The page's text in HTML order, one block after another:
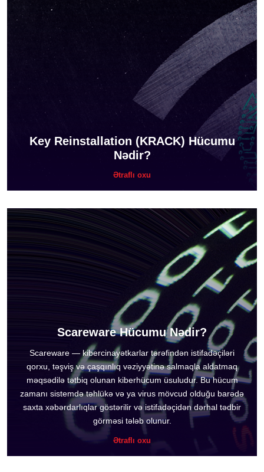
Key Reinstallation (KRACK) Hücumu
Nədir?
Ətraflı oxu
Scareware Hücumu Nədir?
Scareware — kibercinayətkarlar tərəfindən istifadəçiləri
qorxu, təşviş və çaşqınlıq vəziyyətinə salmaqla aldatmaq
məqsədilə tətbiq olunan kiberhücum üsuludur. Bu hücum
zamanı sistemdə təhlükə və ya virus mövcud olduğu barədə
saxta xəbərdarlıqlar göstərilir və istifadəçidən dərhal tədbir
görməsi tələb olunur.
Ətraflı oxu